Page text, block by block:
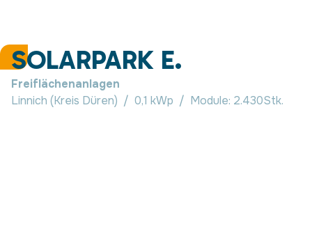
SOLARPARK E.
Freiflächenanlagen
Linnich (Kreis Düren) / 0,1 kWp / Module: 2.430Stk.